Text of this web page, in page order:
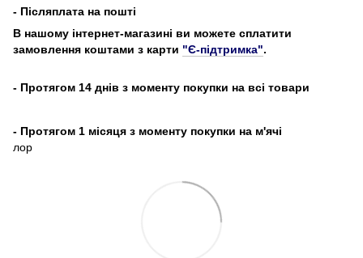
- Післяплата на пошті
В нашому інтернет-магазині ви можете сплатити
замовлення коштами з карти "Є-підтримка".
- Протягом 14 днів з моменту покупки на всі товари
- Протягом 1 місяця з моменту покупки на м'ячі
лор